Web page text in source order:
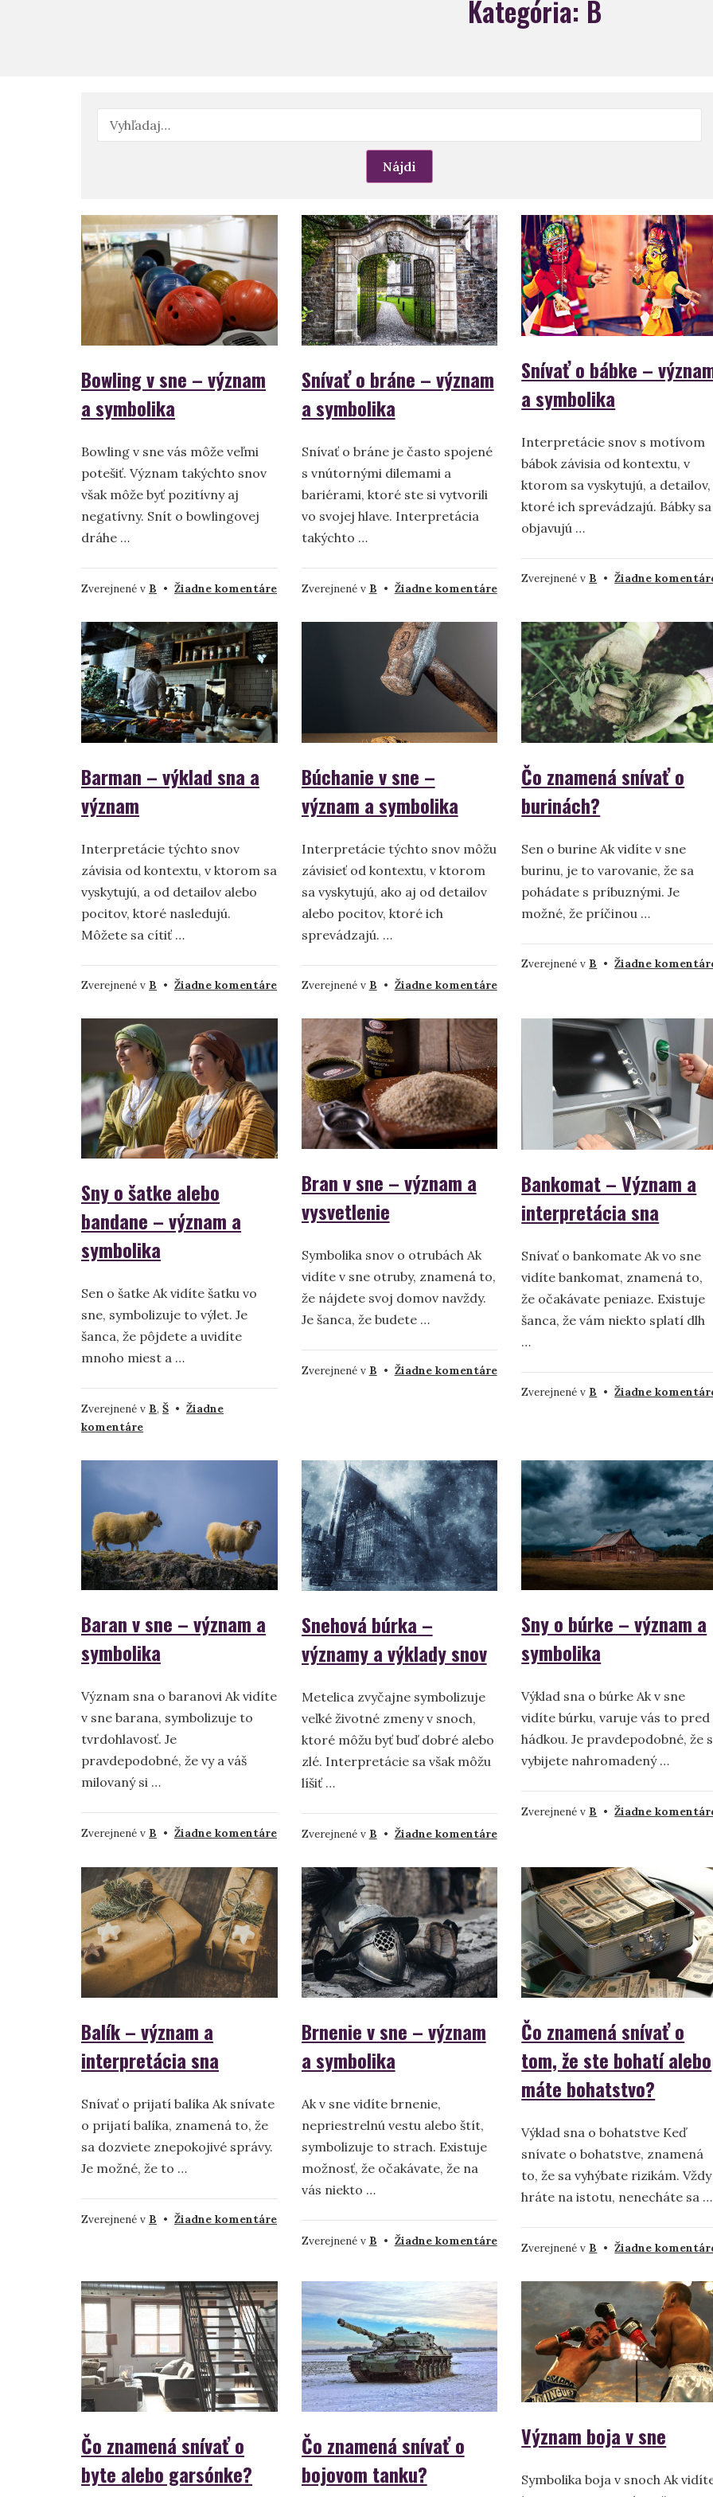
Kategória: B
Hľadať:
Bowling v sne – význam
a symbolika
Bowling v sne vás môže veľmi
potešiť. Význam takýchto snov
však môže byť pozitívny aj
negatívny. Snít o bowlingovej
dráhe …
Zverejnené v B • Žiadne komentárena
v
sne
význam
a
symbolika
Snívať o bráne – význam
a symbolika
Snívať o bráne je často spojené
s vnútornými dilemami a
bariérami, ktoré ste si vytvorili
vo svojej hlave. Interpretácia
takýchto …
Zverejnené v B • Žiadne komentárena
o
bráne
význam
symbolika
Snívať o bábke –
a symbolika
Interpretácie snov s motívom
bábok závisia od kontextu, v
ktorom sa vyskytujú, a detailov,
ktoré ich sprevádzajú. Bábky sa
objavujú …
Zverejnené v B •Žiadne
Barman – výklad sna a
význam
Interpretácie týchto snov
závisia od kontextu, v ktorom sa
vyskytujú, a od detailov alebo
pocitov, ktoré nasledujú.
Môžete sa cítiť …
Zverejnené v B • Žiadne komentárena
–
výklad
a
význam
Búchanie v sne –
význam a symbolika
Interpretácie týchto snov môžu
závisieť od kontextu, v ktorom
sa vyskytujú, ako aj od detailov
alebo pocitov, ktoré ich
sprevádzajú. …
Zverejnené v B • Žiadne komentárena
v
–
význam
a
symbolika
Čo znamená snívať o
burinách?
Sen o burine Ak vidíte v sne
burinu, je to varovanie, že sa
pohádate s príbuznými. Je
možné, že príčinou …
Zverejnené v B •Žiadne
Sny o šatke alebo
bandane – význam a
symbolika
Sen o šatke Ak vidíte šatku vo
sne, symbolizuje to výlet. Je
šanca, že pôjdete a uvidíte
mnoho miest a …
Zverejnené v B, Š • Žiadne
komentárena
o
alebo
bandane
–
význam
a
symbolika
Bran v sne – význam a
vysvetlenie
Symbolika snov o otrubách Ak
vidíte v sne otruby, znamená to,
že nájdete svoj domov navždy.
Je šanca, že budete …
Zverejnené v B • Žiadne komentárena
Bran
význam
a
vysvetlenie
Bankomat – Význam a
interpretácia sna
Snívať o bankomate Ak vo sne
vidíte bankomat, znamená to,
že očakávate peniaze. Existuje
šanca, že vám niekto splatí dlh
…
Zverejnené v B •Žiadne
Baran v sne – význam a
symbolika
Význam sna o baranovi Ak vidíte
v sne barana, symbolizuje to
tvrdohlavosť. Je
pravdepodobné, že vy a váš
milovaný si …
Zverejnené v B • Žiadne komentárena
v
význam
symbolika
Snehová búrka –
významy a výklady snov
Metelica zvyčajne symbolizuje
veľké životné zmeny v snoch,
ktoré môžu byť buď dobré alebo
zlé. Interpretácie sa však môžu
líšiť …
Zverejnené v B • Žiadne komentárena
búrka
významy
a
výklady
snov
Sny o búrke – význam a
symbolika
Výklad sna o búrke Ak v sne
vidíte búrku, varuje vás to pred
hádkou. Je pravdepodobné, že
vybijete nahromadený …
Zverejnené v B •Žiadne
Balík – význam a
interpretácia sna
Snívať o prijatí balíka Ak snívate
o prijatí balíka, znamená to, že
sa dozviete znepokojivé správy.
Je možné, že to …
Zverejnené v B • Žiadne komentárena
Balík
a
interpretácia
Brnenie v sne – význam
a symbolika
Ak v sne vidíte brnenie,
nepriestrelnú vestu alebo štít,
symbolizuje to strach. Existuje
možnosť, že očakávate, že na
vás niekto …
Zverejnené v B • Žiadne komentárena
sne
–
význam
a
symbolika
Čo znamená snívať o
tom, že ste bohatí alebo
máte bohatstvo?
Výklad sna o bohatstve Keď
snívate o bohatstve, znamená
to, že sa vyhýbate rizikám. Vždy
hráte na istotu, nenecháte sa …
Zverejnené v B •Žiadne
Čo znamená snívať o
byte alebo garsónke?
Čo znamená snívať o
bojovom tanku?
Význam boja v sne
Symbolika boja v snoch Ak